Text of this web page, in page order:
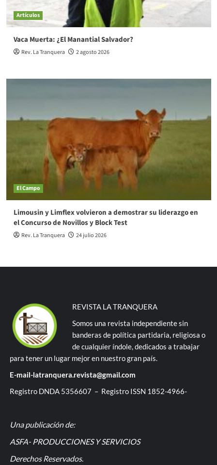
Artículos
Vaca Muerta: ¿El Manantial Salvador?
Rev. La Tranquera 2 agosto 2026
El Campo
Limousin y Limflex volvieron a demostrar su liderazgo en
el Concurso de Novillos y Block Test
Rev. La Tranquera 24 julio 2026
REVISTA LA TRANQUERA
Somos una revista independiente sin
banderas de política partidaria, religiosa o
de cualquier índole, dedicados a trabajar
para tener un lugar mejor en nuestro gran país.
E-mail-latranquera.revista@gmail.com
Registro DNDA 5356607 – Registro ISSN 1852-4966-
Una publicación de:
ASFA- PRODUCCIONES Y SERVICIOS
Derechos Reservados.